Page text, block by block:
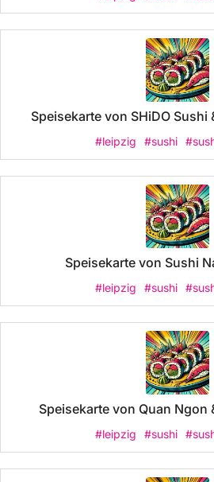
Speisekarte von SHiDO Sushi
#leipzig #sushi
Speisekarte von Sushi
#leipzig #sushi
Speisekarte von Quan Ngon
#leipzig #sushi